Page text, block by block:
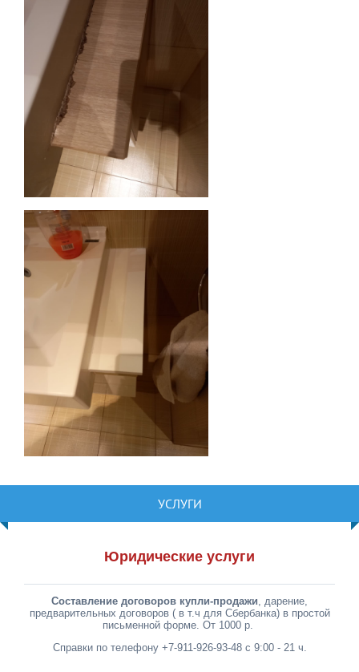
УСЛУГИ
Юридические услуги
Составление договоров купли-продажи, дарение,
предварительных договоров ( в т.ч для Сбербанка) в простой
письменной форме. От 1000 р.
Справки по телефону +7-911-926-93-48 с 9:00 - 21 ч.